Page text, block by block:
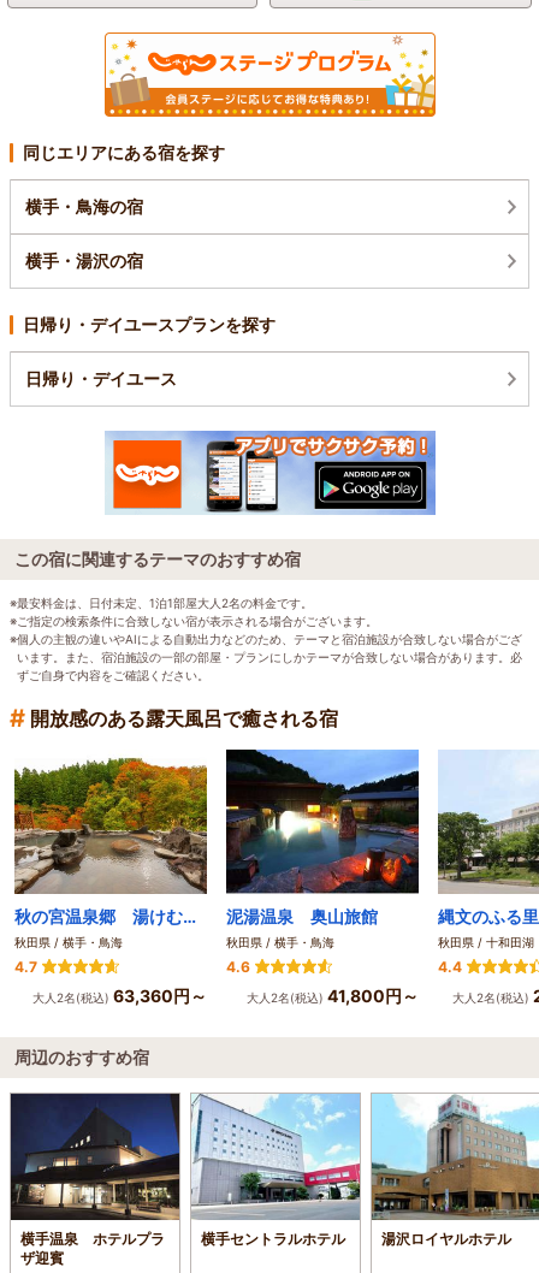
同じエリアにある宿を探す
横手・鳥海の宿
横手・湯沢の宿
日帰り・デイユースプランを探す
日帰り・デイユース
この宿に関連するテーマのおすすめ宿
※最安料金は、日付未定、1泊1部屋大人2名の料金です。
※ご指定の検索条件に合致しない宿が表示される場合がございます。
※個人の主観の違いやAIによる自動出力などのため、テーマと宿泊施設が合致しない場合がござ
います。また、宿泊施設の一部の部屋・プランにしかテーマが合致しない場合があります。必
ずご自身で内容をご確認ください。
# 開放感のある露天風呂で癒される宿
秋の宮温泉郷 湯けむりの宿 稲住温泉（共立リゾート）
秋田県 / 横手・鳥海
4.7
大人2名(税込) 63,360円～
泥湯温泉 奥山旅館
秋田県 / 横手・鳥海
4.6
大人2名(税込) 41,800円～
秋田県 / 十和田湖
4.4
大人2名(税込)
周辺のおすすめ宿
横手温泉 ホテルプラ
ザ迎賓
横手セントラルホテル 湯沢ロイヤルホテル